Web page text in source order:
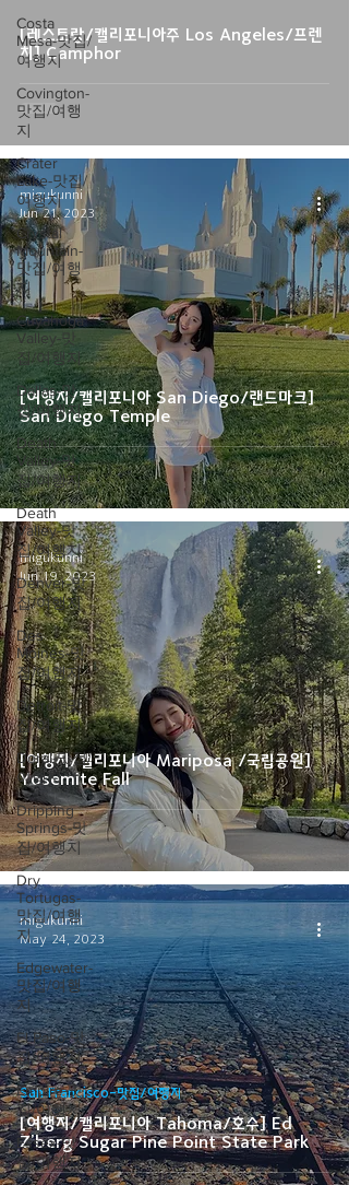
Costa
Mesa-맛집/
여행지
Covington-
맛집/여행
지
Crater
Lake-맛집/
여행지
Crystal
Mountain-
맛집/여행
지
Cuyahoga
Valley-맛
집/여행지
Dallas-맛
집/여행지
Death
Valley-맛
집/여행지
Death
Valley-맛
집/여행지
Denver-맛
집/여행지
Des
Moines-맛
집/여행지
Detroit-맛
집/여행지
Doral-맛집/
여행지
Dripping
Springs-맛
집/여행지
Dry
Tortugas-
맛집/여행
지
Edgewater-
맛집/여행
지
El Paso-맛
집/여행지
Empire-맛
집/여행지
Essex-맛
집/여행지
[레스토랑/캘리포니아주 Los Angeles/프렌
치] Camphor
[여행지/캘리포니아 San Diego/랜드마크]
San Diego Temple
migukunni
Jun 21, 2023
[여행지/캘리포니아 Mariposa /국립공원]
Yosemite Fall
migukunni
Jun 19, 2023
[여행지/캘리포니아 Tahoma/호수] Ed
Z'berg Sugar Pine Point State Park
San Francisco-맛집/여행지
migukunni
May 24, 2023